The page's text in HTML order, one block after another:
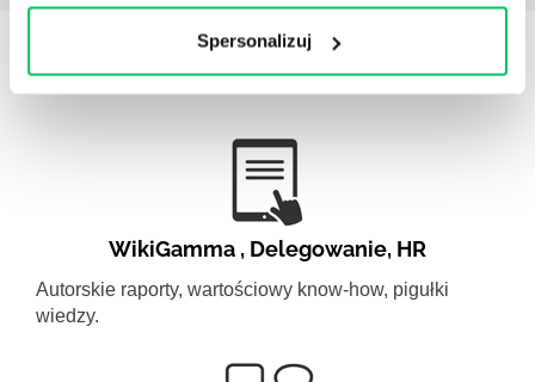
Spersonalizuj
STREFY WIEDZY
WikiGamma , Delegowanie, HR
Autorskie raporty, wartościowy know-how, pigułki
wiedzy.